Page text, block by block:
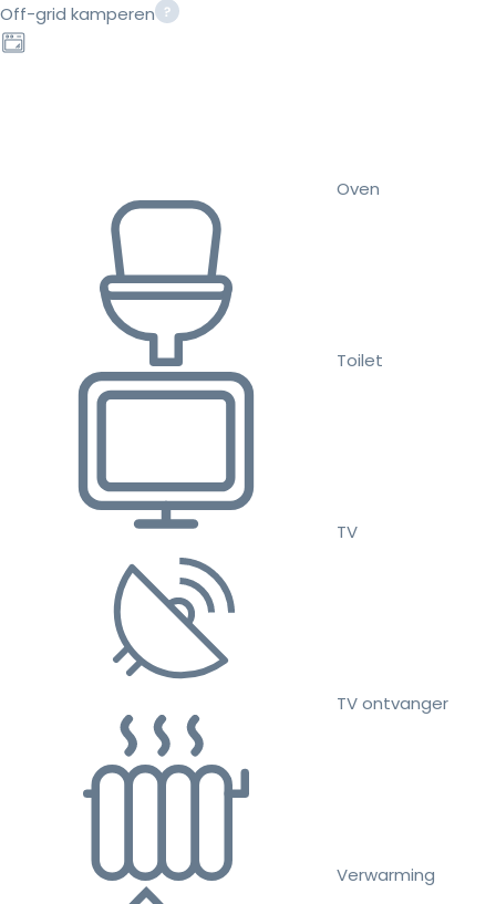
Off-grid kamperen
Oven
Toilet
TV
TV ontvanger
Verwarming